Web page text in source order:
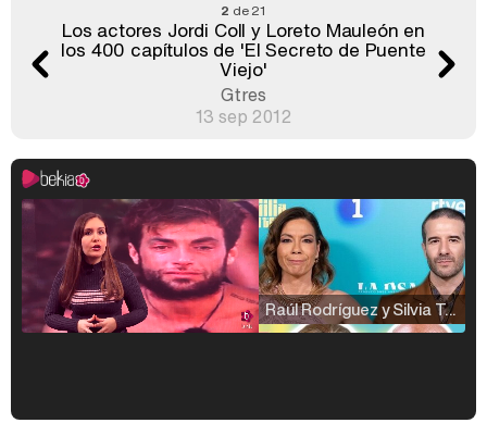
2 de 21
Los actores Jordi Coll y Loreto Mauleón en
los 400 capítulos de 'El Secreto de Puente
Viejo'
Gtres
13 sep 2012
Raúl Rodríguez y Silvia Taulés nos cuentan su papel en 'La familia de la tele'